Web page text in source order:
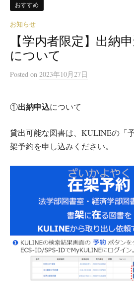
おすすめ
お知らせ
【学内者限定】出納
について
Posted on 2023年10月27日
①出納申込について
貸出可能な図書は、KULINEの「
架予約を申し込みください。